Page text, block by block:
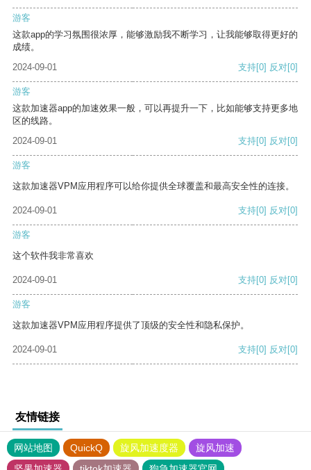
游客
这款app的学习氛围很浓厚，能够激励我不断学习，让我能够取得更好的
成绩。
2024-09-01
支持[0] 反对[0]
游客
这款加速器app的加速效果一般，可以再提升一下，比如能够支持更多地
区的线路。
2024-09-01
支持[0] 反对[0]
游客
这款加速器VPM应用程序可以给你提供全球覆盖和最高安全性的连接。
2024-09-01 支持[0] 反对[0]
游客
这个软件我非常喜欢
2024-09-01 支持[0] 反对[0]
游客
这款加速器VPM应用程序提供了顶级的安全性和隐私保护。
2024-09-01 支持[0] 反对[0]
友情链接
网站地图 QuickQ 旋风加速度器
旋风加速